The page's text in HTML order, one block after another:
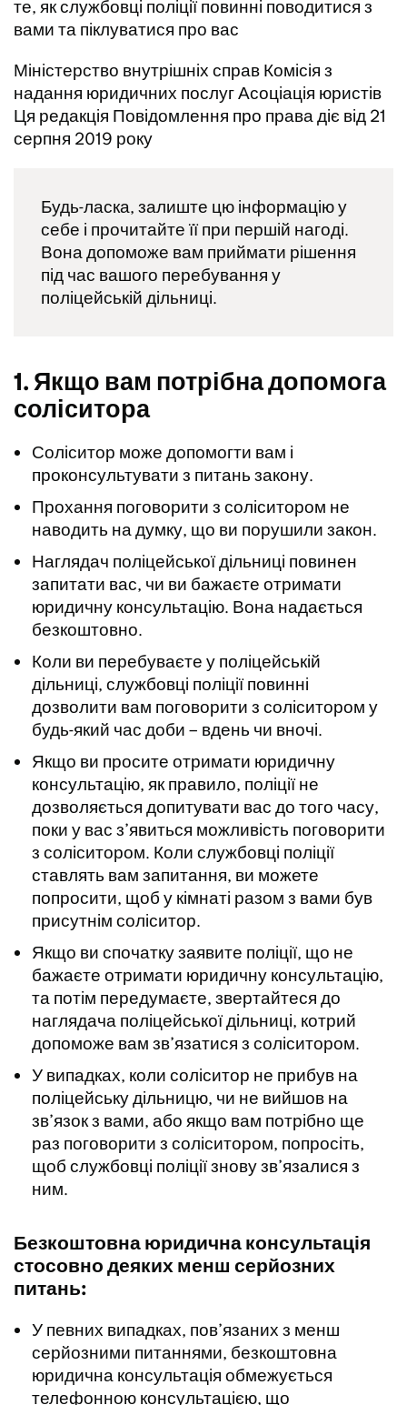
те, як службовці поліції повинні поводитися з
вами та піклуватися про вас
Міністерство внутрішніх справ Комісія з
надання юридичних послуг Асоціація юристів
Ця редакція Повідомлення про права діє від 21
серпня 2019 року
Будь-ласка, залиште цю інформацію у
себе і прочитайте її при першій нагоді.
Вона допоможе вам приймати рішення
під час вашого перебування у
поліцейській дільниці.
1. Якщо вам потрібна допомога
соліситора
Соліситор може допомогти вам і
проконсультувати з питань закону.
Прохання поговорити з соліситором не
наводить на думку, що ви порушили закон.
Наглядач поліцейської дільниці повинен
запитати вас, чи ви бажаєте отримати
юридичну консультацію. Вона надається
безкоштовно.
Коли ви перебуваєте у поліцейській
дільниці, службовці поліції повинні
дозволити вам поговорити з соліситором у
будь-який час доби – вдень чи вночі.
Якщо ви просите отримати юридичну
консультацію, як правило, поліції не
дозволяється допитувати вас до того часу,
поки у вас з’явиться можливість поговорити
з соліситором. Коли службовці поліції
ставлять вам запитання, ви можете
попросити, щоб у кімнаті разом з вами був
присутнім соліситор.
Якщо ви спочатку заявите поліції, що не
бажаєте отримати юридичну консультацію,
та потім передумаєте, звертайтеся до
наглядача поліцейської дільниці, котрий
допоможе вам зв’язатися з соліситором.
У випадках, коли соліситор не прибув на
поліцейську дільницю, чи не вийшов на
зв’язок з вами, або якщо вам потрібно ще
раз поговорити з соліситором, попросіть,
щоб службовці поліції знову зв’язалися з
ним.
Безкоштовна юридична консультація
стосовно деяких менш серйозних
питань:
У певних випадках, пов’язаних з менш
серйозними питаннями, безкоштовна
юридична консультація обмежується
телефонною консультацією, що